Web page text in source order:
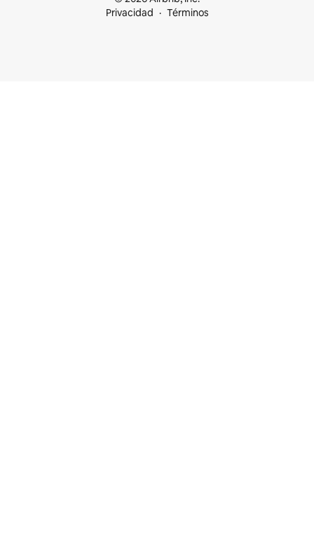
Privacidad
Términos